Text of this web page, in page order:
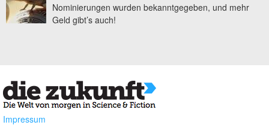
Nominierungen wurden bekanntgegeben, und mehr
Geld gibt’s auch!
Impressum